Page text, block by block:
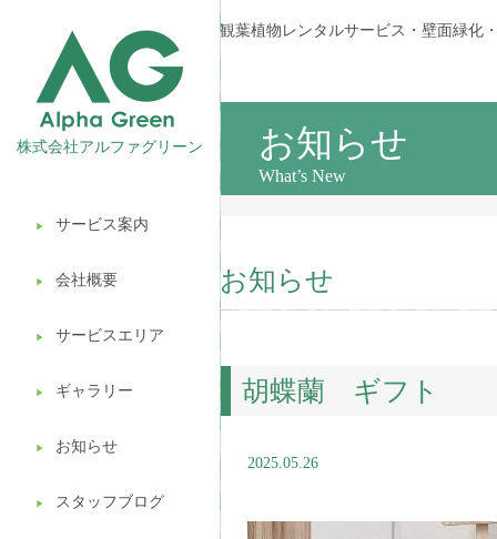
株式会社アルファグリーン
▶︎ サービス案内
▶︎ 会社概要
▶︎ サービスエリア
▶︎ ギャラリー
▶︎ お知らせ
▶︎ スタッフブログ
観葉植物レンタル
壁面緑化
ギフト販売
造園ガーデニング
植木処分
観葉植物レンタルサービス・壁面緑化
お知らせ
What’s New
お知らせ
胡蝶蘭 ギフト
2025.05.26